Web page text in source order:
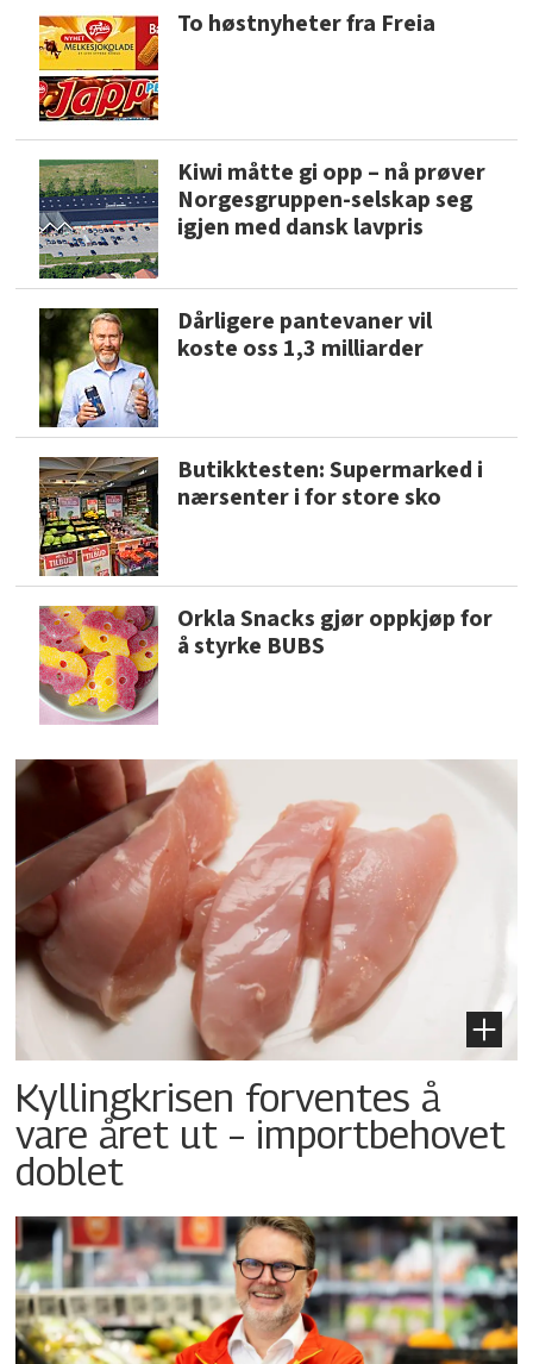
To høstnyheter fra Freia
Kiwi måtte gi opp – nå prøver
Norgesgruppen-selskap seg
igjen med dansk lavpris
Dårligere pantevaner vil
koste oss 1,3 milliarder
Butikktesten: Supermarked i
nærsenter i for store sko
Orkla Snacks gjør oppkjøp for
å styrke BUBS
Kyllingkrisen forventes å
vare året ut – importbehovet
doblet